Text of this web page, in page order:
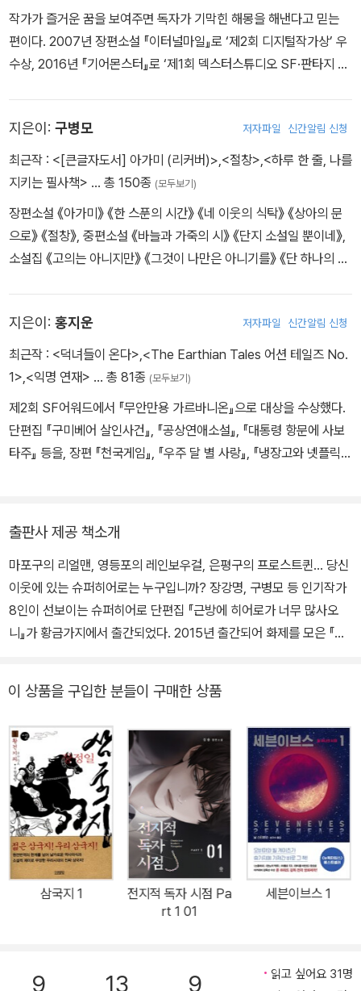
정기 간행물 기고를 통해서도 대중과 만나 왔다. 신문과 방송에서 과
학 지식으로 사회 현상을 해석하는 필진 및 패널로도 활약하고 있다.
작가가 즐거운 꿈을 보여주면 독자가 기막힌 해몽을 해낸다고 믿는
편이다. 2007년 장편소설 『이터널마일』로 ‘제2회 디지털작가상’ 우
수상, 2016년 『기어몬스터』로 ‘제1회 덱스터스튜디오 SF·판타지 시
고 올게』 등을 펴냈고, 『근방에 히어로가 너무 많사오니』『당신의 간
을 배달하기 위하여』 등 다수의 앤솔러지에 참여했다.
지은이: 구병모 저자파일 신간알림 신청
최근작 : <[큰글자도서] 아가미 (리커버)> <절창> <하루 한 줄, 나를
지키는 필사책> … 총 150종 (모두보기)
장편소설 《아가미》 《한 스푼의 시간》 《네 이웃의 식탁》 《상아의 문
으로》 《절창》, 중편소설 《바늘과 가죽의 시》 《단지 소설일 뿐이네》,
소설집 《고의는 아니지만》 《그것이 나만은 아니기를》 《단 하나의 문
지은이: 홍지운 저자파일 신간알림 신청
최근작 : <덕녀들이 온다> <The Earthian Tales 어션 테일즈 No.
1> <익명 연재> … 총 81종 (모두보기)
제2회 SF어워드에서 『무안만용 가르바니온』으로 대상을 수상했다.
단편집 『구미베어 살인사건』, 『공상연애소설』, 『대통령 항문에 사보
타주』 등을, 장편 『천국게임』, 『우주 달 별 사랑』, 『냉장고와 넷플릭
출판사 제공 책소개
마포구의 리얼맨, 영등포의 레인보우걸, 은평구의 프로스트퀸... 당신
이웃에 있는 슈퍼히어로는 누구입니까? 장강명, 구병모 등 인기작가
8인이 선보이는 슈퍼히어로 단편집 『근방에 히어로가 너무 많사오
니』가 황금가지에서 출간되었다. 2015년 출간되어 화제를 모은 『이
낯설고도 흥미로운 소재를 한국적 정서와 결합한 이색 앤솔러지로서,
장강명, 구병모, 김보영, 듀나, 곽재식, 이수현, dcdc 등 주목받는 작
가 8인이 참여하여 폭발적인 상상력과 날카로운 풍자를 담아냈다.
"책 속에서는 히어로들이 초능력을 쓰고, 날아다니고, 결투를 벌이지
만, 여전히 이들의 삶은 현대 한국과 우리가 당면한 문제들을 반영한
다. 세상이 변화하면 히어로들의 고민도 변화한다. 싸워야 할 적과 문
제도 변화한다. 변하지 않는 것이 있다면, 그들은 여전히 열심히 싸우
고 있다는 점이다." -기획의 말 중
이 상품을 구입한 분들이 구매한 상품
삼국지 1
전지적 독자 시점 Pa
rt 1 01
세븐이브스 1
9 13 9
읽고 싶어요 31명